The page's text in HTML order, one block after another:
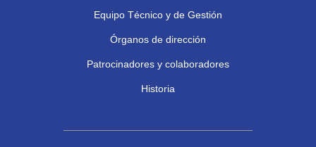
Equipo Técnico y de Gestión
Órganos de dirección
Patrocinadores y colaboradores
Historia